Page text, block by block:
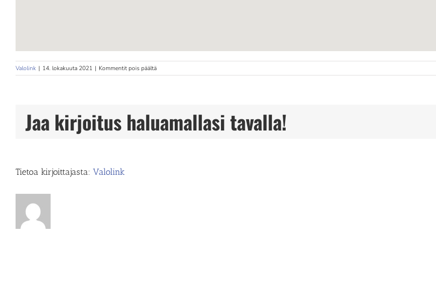
Valolink | 14. lokakuuta 2021 | Kommentit pois päältäartikkelissa
Sali21
Jaa kirjoitus haluamallasi tavalla!
Tietoa kirjoittajasta: Valolink